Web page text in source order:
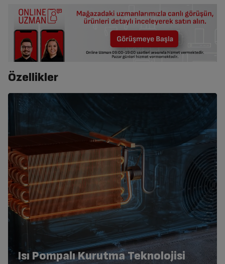
Özellikler
Isı Pompalı Kurutma Teknolojisi